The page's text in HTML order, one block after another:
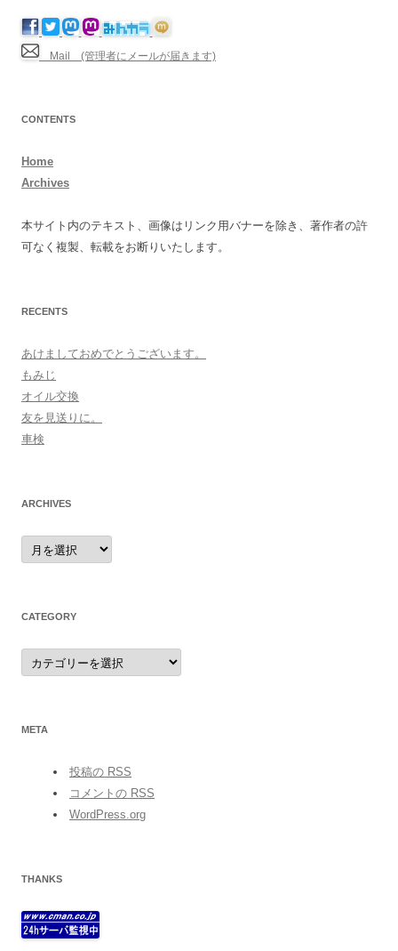
Mail (管理者にメールが届きます)
CONTENTS
Home
Archives
本サイト内のテキスト、画像はリンク用バナーを除き、著作者の許
可なく複製、転載をお断りいたします。
RECENTS
あけましておめでとうございます。
もみじ
オイル交換
友を見送りに。
車検
ARCHIVES
archives
CATEGORY
category
META
投稿の RSS
コメントの RSS
WordPress.org
THANKS